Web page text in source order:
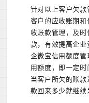
针对以上客户欠
客户的应收账期
收账款管理，及
款，有效提高企业
企微宝信用额度
用额度，即一定时
当客户所欠的账
款回来多少就继续